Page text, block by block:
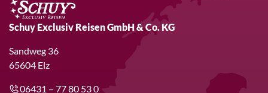
Schuy Exclusiv Reisen GmbH & Co. KG
Sandweg 36
65604 Elz
06431 – 77 80 53 0